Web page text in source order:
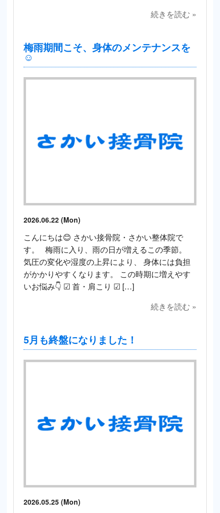
続きを読む »
梅雨期間こそ、身体のメンテナンスを
☺️
2026.06.22 (Mon)
こんにちは😊 さかい接骨院・さかい整体院で
す。 梅雨に入り、雨の日が増えるこの季節。
気圧の変化や湿度の上昇により、 身体には負担
がかかりやすくなります。 この時期に増えやす
いお悩み👇 ☑ 首・肩こり ☑ […]
続きを読む »
5月も終盤になりました！
2026.05.25 (Mon)